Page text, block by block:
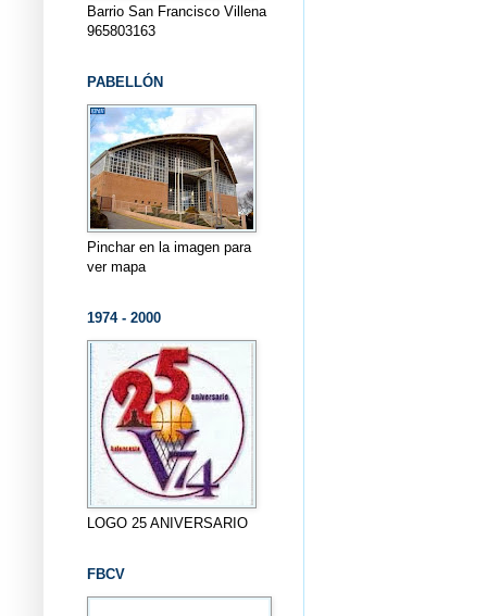
Barrio San Francisco Villena
965803163
PABELLÓN
Pinchar en la imagen para
ver mapa
1974 - 2000
LOGO 25 ANIVERSARIO
FBCV